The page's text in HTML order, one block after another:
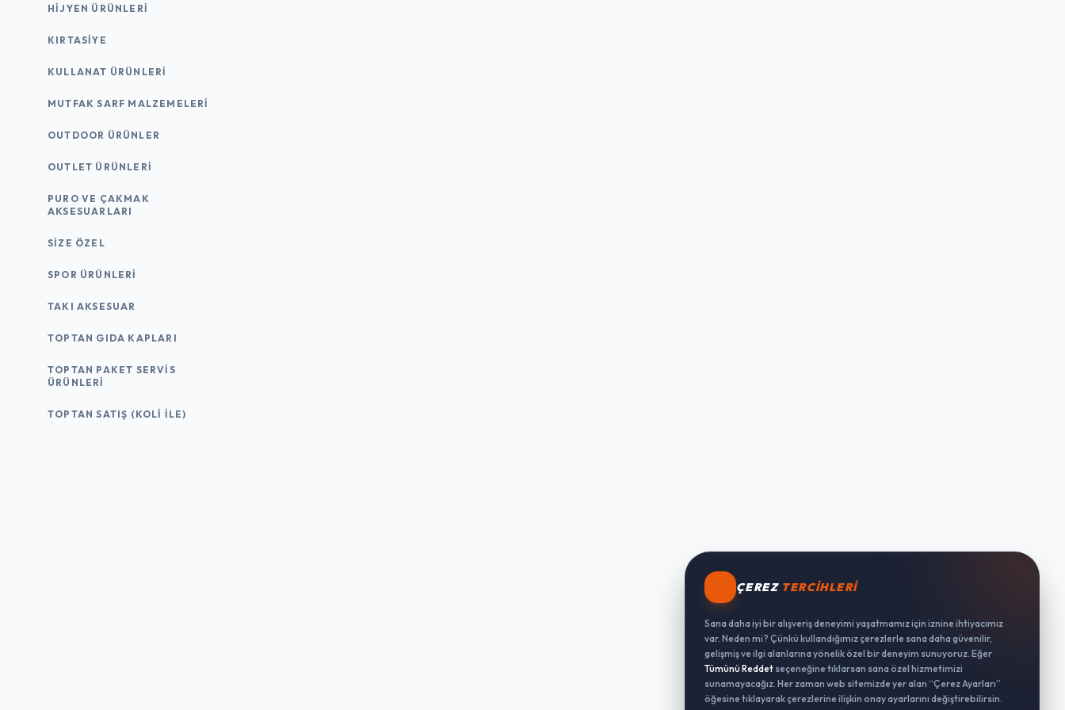
HIJYEN ÜRÜNLERI
KIRTASİYE
KULLANAT ÜRÜNLERI
MUTFAK SARF MALZEMELERI
OUTDOOR ÜRÜNLER
OUTLET ÜRÜNLERI
PURO VE ÇAKMAK
AKSESUARLARI
SIZE ÖZEL
SPOR ÜRÜNLERI
TAKI AKSESUAR
TOPTAN GIDA KAPLARI
TOPTAN PAKET SERVIS
ÜRÜNLERI
TOPTAN SATIŞ (KOLI İLE)
ÇEREZ TERCIHLERI
Sana daha iyi bir alışveriş deneyimi yaşatmamız için iznine ihtiyacımız
var. Neden mi? Çünkü kullandığımız çerezlerle sana daha güvenilir,
gelişmiş ve ilgi alanlarına yönelik özel bir deneyim sunuyoruz. Eğer
Tümünü Reddet seçeneğine tıklarsan sana özel hizmetimizi
sunamayacağız. Her zaman web sitemizde yer alan “Çerez Ayarları”
öğesine tıklayarak çerezlerine ilişkin onay ayarlarını değiştirebilirsin.